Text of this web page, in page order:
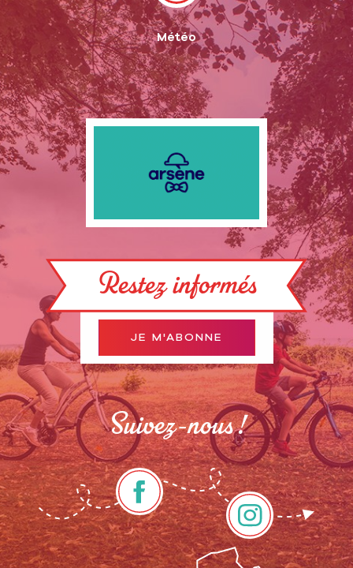
Météo
Restez informés
JE M'ABONNE
Suivez-nous !